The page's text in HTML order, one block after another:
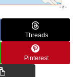
Threads
Pinterest